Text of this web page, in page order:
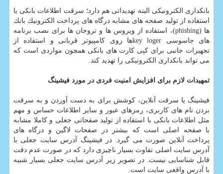
بانكداری الكترونیكی البته تهدیداتی هم دارد؛ سرقت اطلاعات بانكی با
استفاده از تولید صفحه های مشابه درگاه های پرداخت الكترونیك بانك
ها (phishing)، استفاده از ویروس ها و تروجان ها برای نصب برنامه
های جاسوسی key logerها روی كامپیوتر قربانی و استفاده از
تجهیزات جانبی برای كپی كارت های بانكی همچون مواردی است كه
می تواند بانكداری الكترونیكی را تهدید كند.
تمهیدات لازم برای افزایش امنیت فردی در مورد فیشینگ
فیشینگ یا سرقت آنلاین، كوشش برای به دست آوردن و به سرقت
بردن نام های كاربری، رمزهای عبور و سایر اطلاعات حساس و مهم
مثل اطلاعات بانكی با استفاده از تولید صفحاتی جعلی و كاملا مشابه
با صفحه اصلی است كه بیشتر در صفحات لاگین و درگاه های
پرداخت آنلاین صورت می گیرد. در فیشینگ آدرس سایت جعلی با
آدرس سایت اصلی تفاوت بسیار ناچیزی دارد كه در صورت عدم دقت
قابل شناسایی نیست. در تصویر زیر آدرس سایت جعلی بسیار شبیه
با آدرس واقعی سایت است.